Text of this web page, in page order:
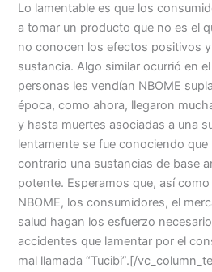
Lo lamentable es que los
a tomar un producto que no es el
no conocen los efectos positivos
sustancia. Algo similar ocurrió en
personas les vendían NBOME
época, como ahora, llegaron
y hasta muertes asociadas a una
lentamente se fue conociendo que
contrario una sustancias de base
potente. Esperamos que, así
NBOME, los consumidores, el
salud hagan los esfuerzo
accidentes que lamentar por el
mal llamada “Tucibi”.[/